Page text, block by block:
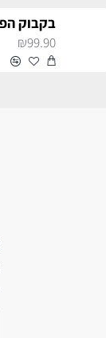
₪99.90